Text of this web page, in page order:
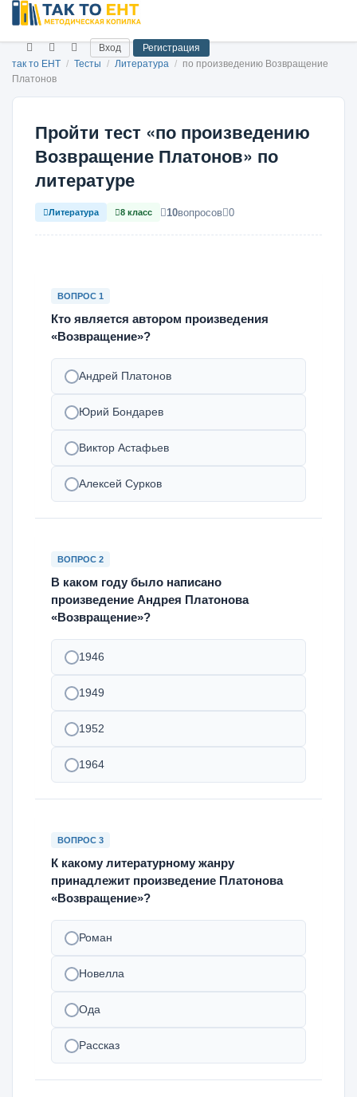
Вход
Регистрация
так то ЕНТ / Тесты / Литература / по произведению Возвращение
Платонов
Пройти тест «по произведению
Возвращение Платонов» по
литературе
Литература 8 класс 10вопросов 0
ВОПРОС 1
Кто является автором произведения
«Возвращение»?
Андрей Платонов
Юрий Бондарев
Виктор Астафьев
Алексей Сурков
ВОПРОС 2
В каком году было написано
произведение Андрея Платонова
«Возвращение»?
1946
1949
1952
1964
ВОПРОС 3
К какому литературному жанру
принадлежит произведение Платонова
«Возвращение»?
Роман
Новелла
Ода
Рассказ